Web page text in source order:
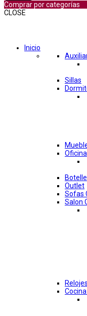
Comprar por categorías
CLOSE
Inicio
Sillas
Oficina
Outlet
Sofas
Salon
Relojes